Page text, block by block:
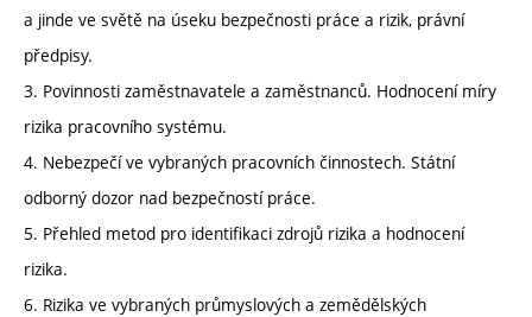
a jinde ve světě na úseku bezpečnosti práce a rizik, právní
předpisy.
3. Povinnosti zaměstnavatele a zaměstnanců. Hodnocení míry
rizika pracovního systému.
4. Nebezpečí ve vybraných pracovních činnostech. Státní
odborný dozor nad bezpečností práce.
5. Přehled metod pro identifikaci zdrojů rizika a hodnocení
rizika.
6. Rizika ve vybraných průmyslových a zemědělských